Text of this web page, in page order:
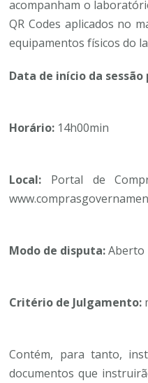
acompanham o
QR Codes aplicados no
equipamentos físicos do
Data de início da sessão
Horário: 14h00min
Local: Portal de
Modo de disputa:Aberto
Critério de Julgamento:
Contém, para tanto,
documentos que